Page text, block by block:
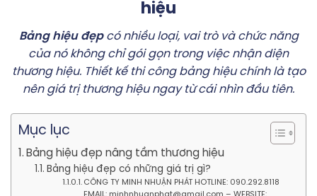
hiệu
Bảng hiệu đẹpcó nhiều loại, vai trò và chức năng
của nó không chỉ gói gọn trong việc nhận diện
thương hiệu. Thiết kế thi công bảng hiệu chính là tạo
nên giá trị thương hiệu ngay từ cái nhìn đầu tiên.
Mục lục
Bảng hiệu đẹp nâng tầm thương hiệu
Bảng hiệu đẹp có những giá trị gì?
CÔNG TY MINH NHUẬN PHÁT HOTLINE: 090.292.8118